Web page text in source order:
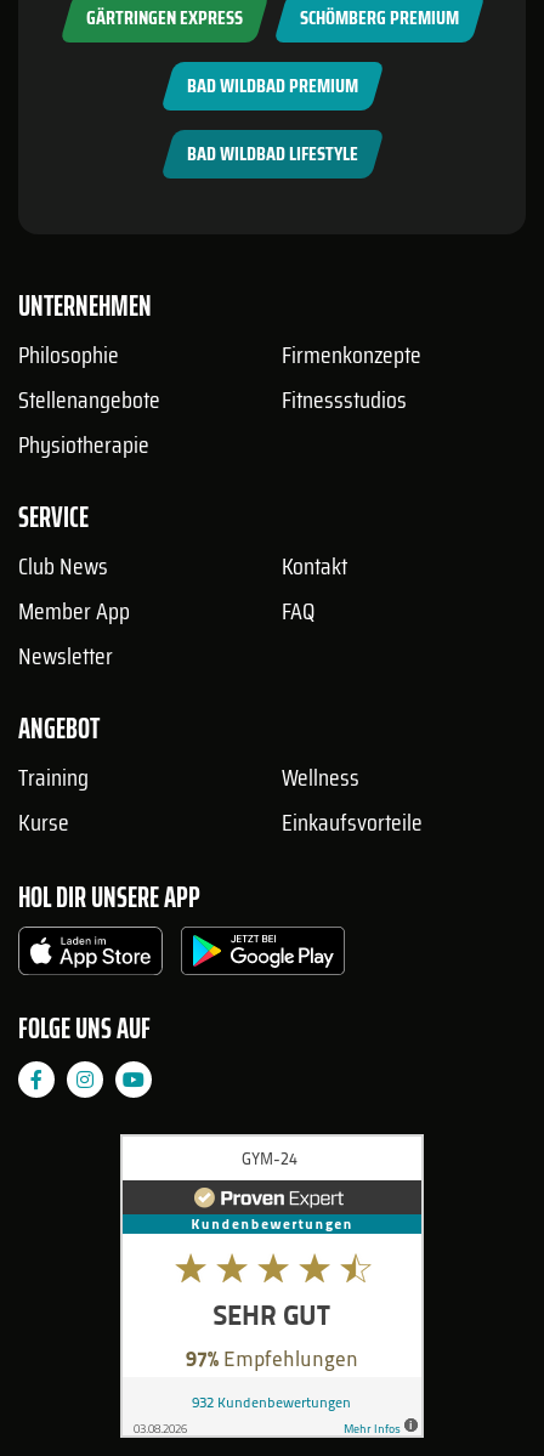
GÄRTRINGEN EXPRESS SCHÖMBERG PREMIUM
BAD WILDBAD PREMIUM
BAD WILDBAD LIFESTYLE
UNTERNEHMEN
Philosophie
Stellenangebote
Physiotherapie
Firmenkonzepte
Fitnessstudios
SERVICE
Club News
Member App
Newsletter
Kontakt
FAQ
ANGEBOT
Training
Kurse
Wellness
Einkaufsvorteile
HOL DIR UNSERE APP
FOLGE UNS AUF